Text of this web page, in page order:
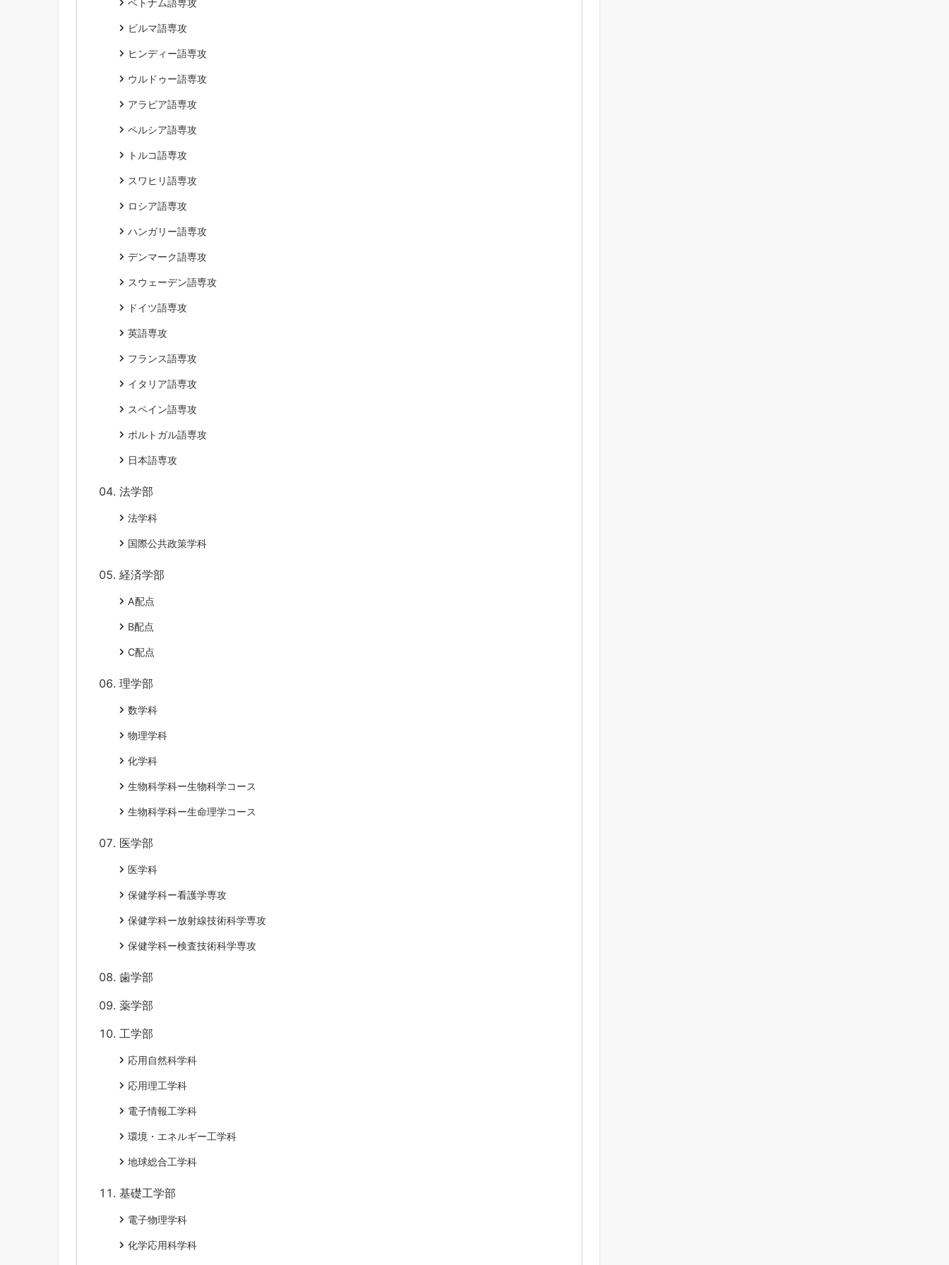
ビルマ語専攻
ヒンディー語専攻
ウルドゥー語専攻
アラビア語専攻
ペルシア語専攻
トルコ語専攻
スワヒリ語専攻
ロシア語専攻
ハンガリー語専攻
デンマーク語専攻
スウェーデン語専攻
ドイツ語専攻
英語専攻
フランス語専攻
イタリア語専攻
スペイン語専攻
ポルトガル語専攻
日本語専攻
法学部
法学科
国際公共政策学科
経済学部
A配点
B配点
C配点
理学部
数学科
物理学科
化学科
生物科学科ー生物科学コース
生物科学科ー生命理学コース
医学部
医学科
保健学科ー看護学専攻
保健学科ー放射線技術科学専攻
保健学科ー検査技術科学専攻
歯学部
薬学部
工学部
応用自然科学科
応用理工学科
電子情報工学科
環境・エネルギー工学科
地球総合工学科
基礎工学部
電子物理学科
化学応用科学科